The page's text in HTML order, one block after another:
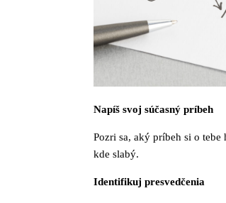
Napíš svoj súčasný príbeh
Pozri sa, aký príbeh si o
kde slabý.
Identifikuj presvedčenia